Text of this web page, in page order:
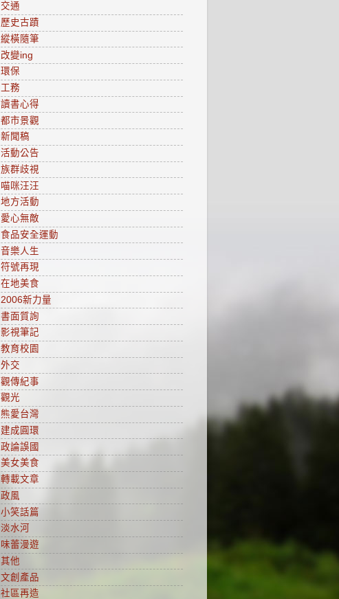
交通
歷史古蹟
縱橫隨筆
改變ing
環保
工務
讀書心得
都市景觀
新聞稿
活動公告
族群歧視
喵咪汪汪
地方活動
愛心無敵
食品安全運動
音樂人生
符號再現
在地美食
2006新力量
書面質詢
影視筆記
教育校園
外交
觀傳紀事
觀光
熊愛台灣
建成圓環
政論誤國
美女美食
轉載文章
政風
小笑話篇
淡水河
味蕾漫遊
其他
文創產品
社區再造